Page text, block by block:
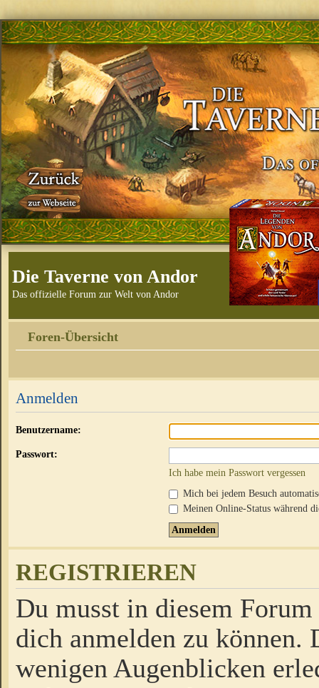
Die Taverne von Andor
Das offizielle Forum zur Welt von Andor
Foren-Übersicht
Anmelden
Benutzername:
Passwort:
Ich habe mein Passwort vergessen
Mich bei jedem Besuch
Meinen Online-Status während
REGISTRIEREN
Du musst in diesem
dich anmelden zu
wenigen Augenblicken